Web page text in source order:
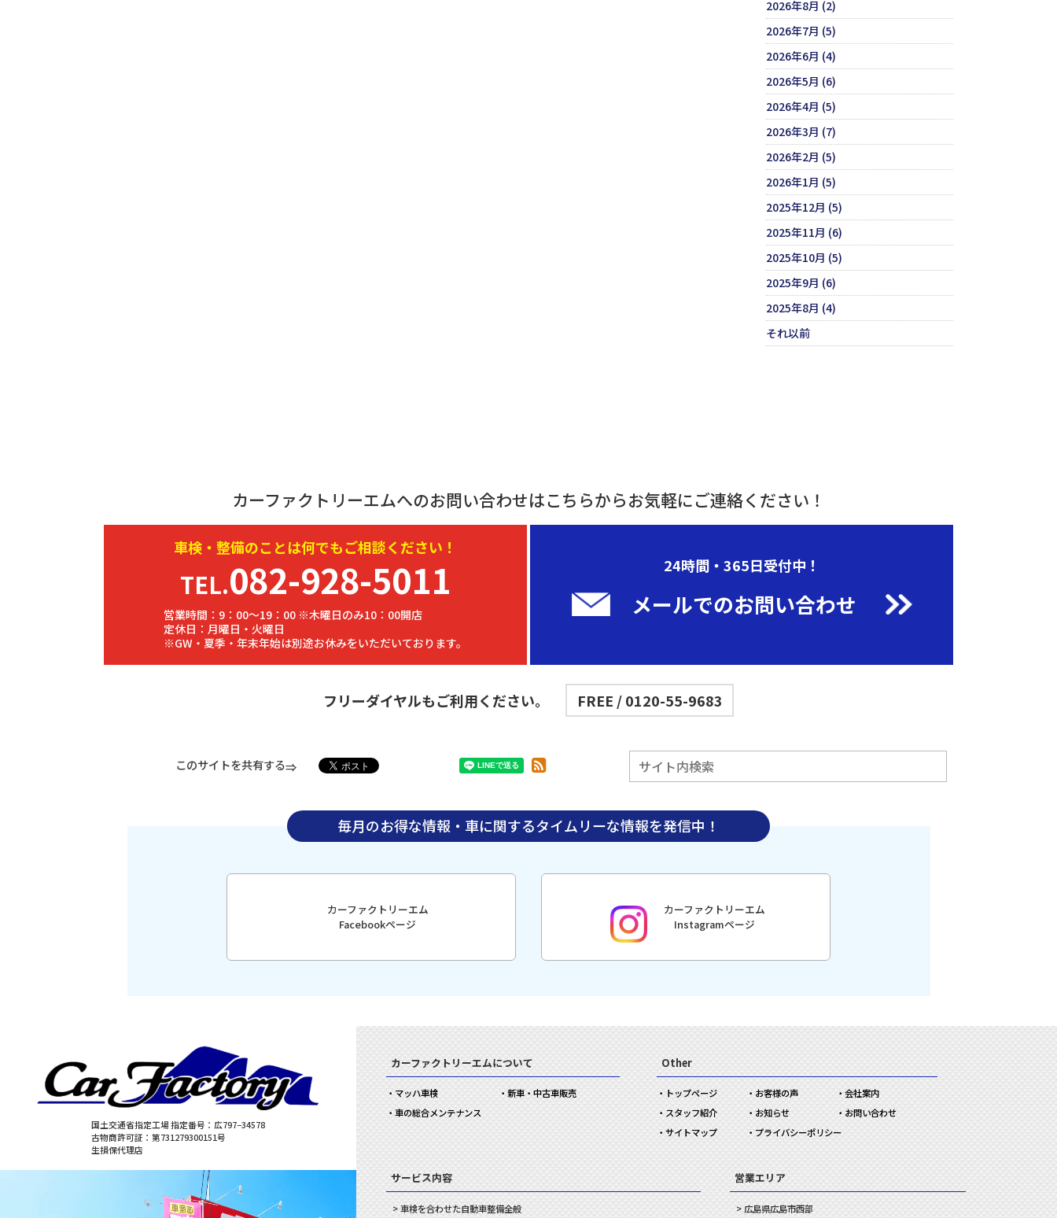
2026年8月 (2)
2026年7月 (5)
2026年6月 (4)
2026年5月 (6)
2026年4月 (5)
2026年3月 (7)
2026年2月 (5)
2026年1月 (5)
2025年12月 (5)
2025年11月 (6)
2025年10月 (5)
2025年9月 (6)
2025年8月 (4)
それ以前
カーファクトリーエムへのお問い合わせはこちらからお気軽にご連絡ください！
車検・ 整備のことは何でもご相談ください！
TEL.082-928-5011
営業時間：9：00～19：00 ※木曜日のみ10：00開店
定休日：月曜日・火曜日
※GW・夏季・年末年始は別途お休みをいただいております。
24時間・365日受付中！
メールでのお問い合わせ
フリーダイヤルもご利用ください。 FREE / 0120-55-9683
このサイトを共有する
毎月のお得な情報・車に関するタイムリーな情報を発信中！
カーファクトリーエム
Facebookページ
カーファクトリーエム
Instagramページ
国土交通省指定工場 指定番号：広797−34578
古物商許可証：第731279300151号
生損保代理店
カーファクトリーエムについて
マッハ車検
新車・中古車販売
車の総合メンテナンス
Other
トップページ お客様の声
会社案内
スタッフ紹介
お知らせ
お問い合わせ
サイトマップ
プライバシーポリシー
サービス内容
車検を合わせた自動車整備全般
営業エリア
広島県広島市西部